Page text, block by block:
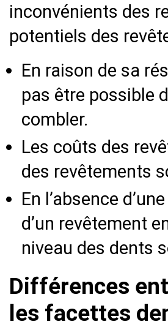
inconvénients des
potentiels des
En raison de sa
pas être possible
combler.
Les coûts des
des revêtements
En l’absence
d’un revêtement
niveau des dents
Différences
les facettes